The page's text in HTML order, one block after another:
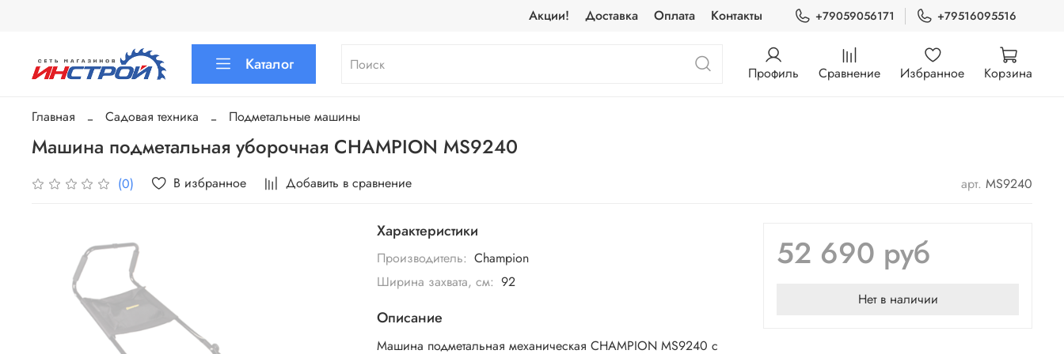
Акции! Доставка Оплата Контакты +79059056171 +79516095516
Каталог Профиль Сравнение Избранное Корзина
Главная Садовая техника Подметальные машины
Машина подметальная уборочная CHAMPION MS9240
(0) В избранное Добавить в сравнение арт. MS9240
Характеристики
Производитель: Champion
Ширина захвата, см: 92
Описание
Машина подметальная механическая CHAMPION MS9240 с
52 690 руб
Нет в наличии